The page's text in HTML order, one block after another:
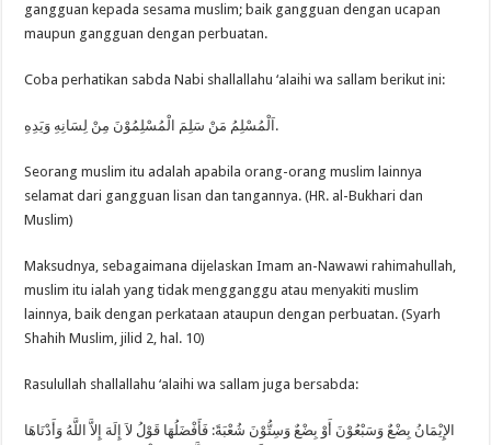
gangguan kepada sesama muslim; baik gangguan dengan ucapan
maupun gangguan dengan perbuatan.
Coba perhatikan sabda Nabi shallallahu ‘alaihi wa sallam berikut ini:
اَلْمُسْلِمُ مَنْ سَلِمَ الْمُسْلِمُوْنَ مِنْ لِسَانِهِ وَيَدِهِ.
Seorang muslim itu adalah apabila orang-orang muslim lainnya
selamat dari gangguan lisan dan tangannya. (HR. al-Bukhari dan
Muslim)
Maksudnya, sebagaimana dijelaskan Imam an-Nawawi rahimahullah,
muslim itu ialah yang tidak mengganggu atau menyakiti muslim
lainnya, baik dengan perkataan ataupun dengan perbuatan. (Syarh
Shahih Muslim, jilid 2, hal. 10)
Rasulullah shallallahu ‘alaihi wa sallam juga bersabda:
الإِيْمَانُ بِضْعٌ وَسَبْعُوْنَ أَوْ بِضْعٌ وَسِتُّوْنَ شُعْبَةً: فَأَفْضَلُهَا قَوْلُ لاَ إِلَهَ إِلاَّ اللَّهُ وَأَدْنَاهَا